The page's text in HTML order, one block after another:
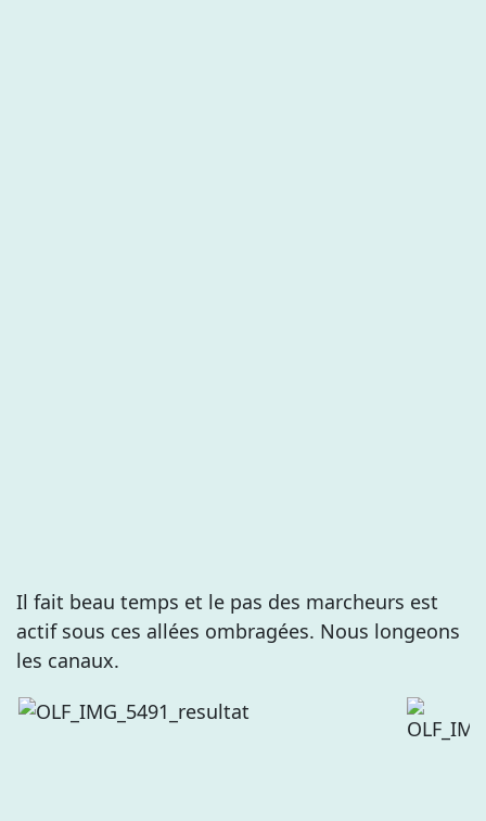
Il fait beau temps et le pas des marcheurs est
actif sous ces allées ombragées. Nous longeons
les canaux.